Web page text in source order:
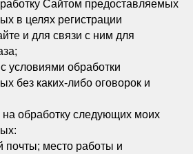
Сайтом предоставляемых
в целях регистрации
и для связи с ним для
условиями обработки
без каких-либо оговорок и
обработку следующих моих
почты; место работы и